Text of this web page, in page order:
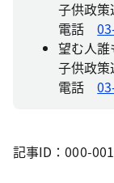
子供政
電話
望む人
子供政
電話
記事ID：000-